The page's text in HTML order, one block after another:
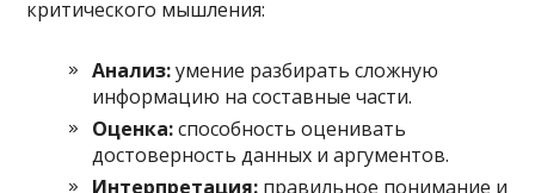
критического мышления:
Анализ:умение разбирать сложную
информацию на составные части.
Оценка:способность оценивать
достоверность данных и аргументов.
Интерпретация: правильное понимание и